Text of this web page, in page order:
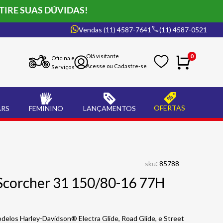
SUAS DÚVIDAS!
Vendas (11) 4587-7641 (11) 4587-0521
Oficina e
Serviços
0
FEMININO LANÇAMENTOS OFERTAS
sku: 85788
31 150/80-16 77H
Harley-Davidson® Electra Glide, Road Glide, e Street